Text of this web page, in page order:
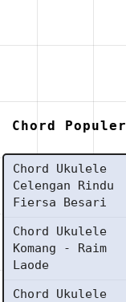
Chord Populer
Chord Ukulele
Celengan Rindu
Fiersa Besari
Chord Ukulele
Komang - Raim
Laode
Chord Ukulele